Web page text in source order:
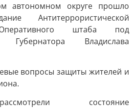
автономном округе прошло
Антитеррористической
штаба под
Губернатора Владислава
вопросы защиты жителей и
состояние